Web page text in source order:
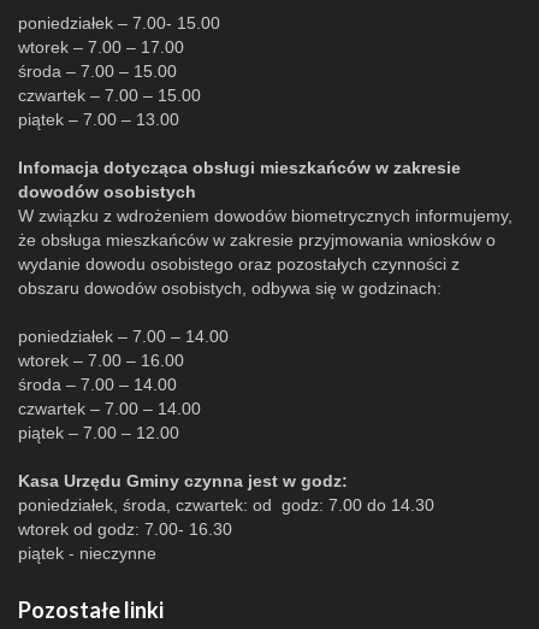
poniedziałek – 7.00- 15.00
wtorek – 7.00 – 17.00
środa – 7.00 – 15.00
czwartek – 7.00 – 15.00
piątek – 7.00 – 13.00
Infomacja dotycząca obsługi mieszkańców w zakresie
dowodów osobistych
W związku z wdrożeniem dowodów biometrycznych informujemy,
że obsługa mieszkańców w zakresie przyjmowania wniosków o
wydanie dowodu osobistego oraz pozostałych czynności z
obszaru dowodów osobistych, odbywa się w godzinach:
poniedziałek – 7.00 – 14.00
wtorek – 7.00 – 16.00
środa – 7.00 – 14.00
czwartek – 7.00 – 14.00
piątek – 7.00 – 12.00
Kasa Urzędu Gminy czynna jest w godz:
poniedziałek, środa, czwartek: od godz: 7.00 do 14.30
wtorek od godz: 7.00- 16.30
piątek - nieczynne
Pozostałe linki